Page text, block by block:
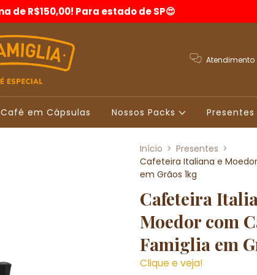
de R$150,00! Para estado de SP😍
Atendimento
Café em Cápsulas Nossos Packs Presentes
Início > Presentes >
Cafeteira Italiana e
em Grãos 1kg
Cafeteira
Moedor com
Famiglia em
Clique e veja!